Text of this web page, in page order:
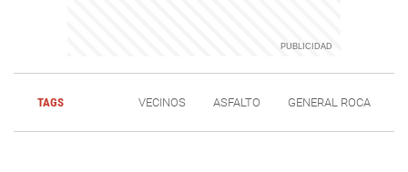
TAGS VECINOS ASFALTO GENERAL ROCA